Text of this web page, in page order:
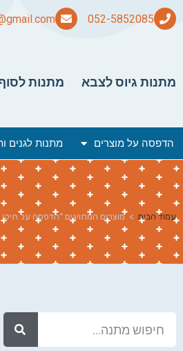
מתנות גיוס לצבא מתנות
הדפסה על מוצרים מתנות לגנים
עמוד הבית > מוצרים המתויגים “הדפסה על תיקי